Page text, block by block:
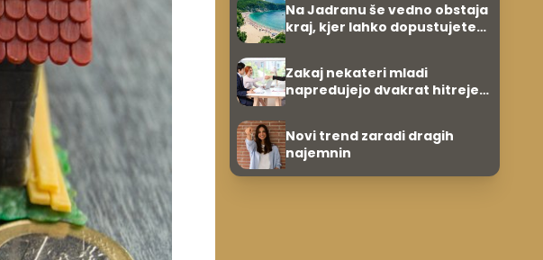
Na Jadranu še vedno obstaja
kraj, kjer lahko dopustujete
Zakaj nekateri mladi
napredujejo dvakrat hitreje
Novi trend zaradi dragih
najemnin